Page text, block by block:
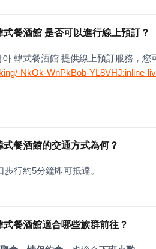
式餐酒館 是否可以進行線上預訂？
아 韓式餐酒館 提供線上預訂服務，您
NkOk-WnPkBob-YL8VHJ:inline-
式餐酒館的交通方式為何？
行約5分鐘即可抵達。
式餐酒館適合哪些族群前往？